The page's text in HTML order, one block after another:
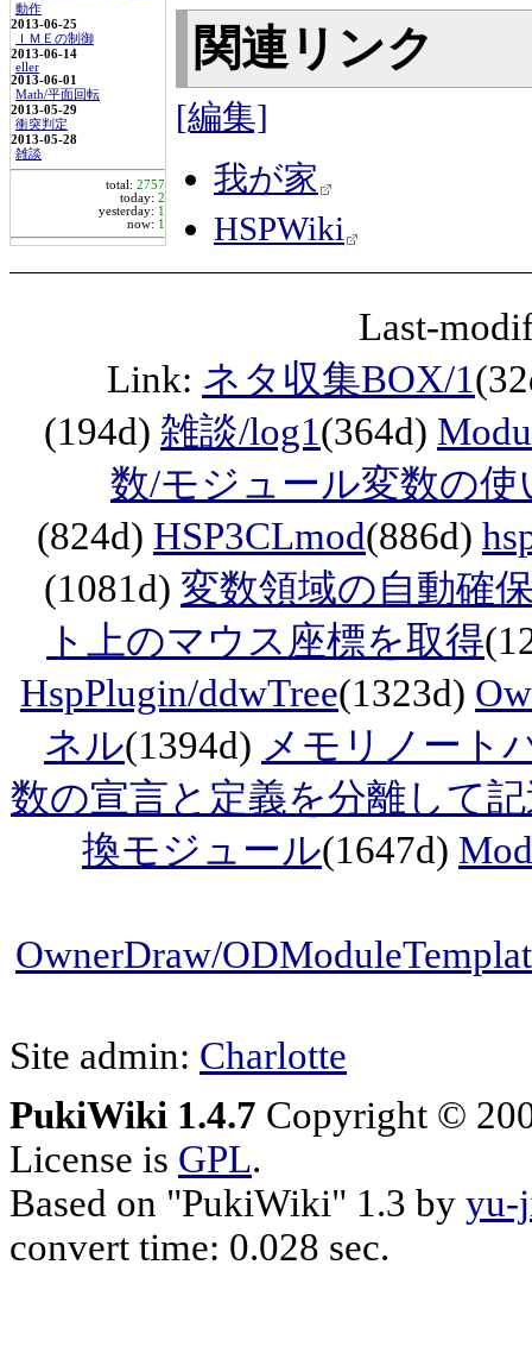
動作
2013-06-25
ＩＭＥの制御
2013-06-14
eller
2013-06-01
Math/平面回転
2013-05-29
衝突判定
2013-05-28
雑談
total: 2757
today: 2
yesterday: 1
now: 1
関連リンク
[編集]
我が家
HSPWiki
Last-
Link: ネタ収集BOX/1
(194d) 雑談/log1(364d)
数/モジュール変数の使
(824d) HSP3CLmod(886d)
(1081d) 変数領域の自動確
ト上のマウス座標を取得
HspPlugin/ddwTree(1323d)
ネル(1394d) メモリノート
数の宣言と定義を分離して
換モジュール(1647d)
OwnerDraw/
Site admin: Charlotte
PukiWiki 1.4.7 Copyright ©
License is GPL.
Based on "PukiWiki" 1.3 by yu-
convert time: 0.028 sec.